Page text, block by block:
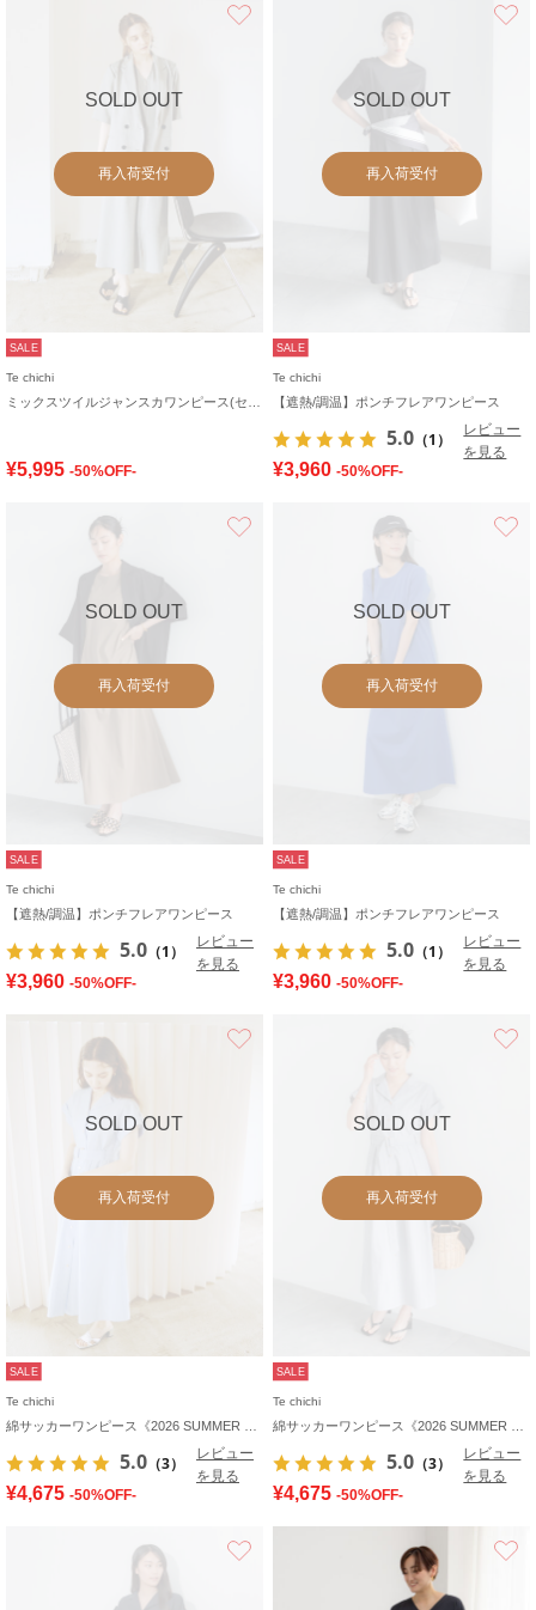
SOLD OUT
再入荷受付
SALE
Te chichi
¥5,995 -50%OFF-
SOLD OUT
再入荷受付
SALE
Te chichi
【遮熱/調温】ポンチフレアワンピース
5.0 （1）
レビュー
を見る
¥3,960 -50%OFF-
SOLD OUT
再入荷受付
SALE
Te chichi
【遮熱/調温】ポンチフレアワンピース
5.0 （1）
レビュー
を見る
¥3,960 -50%OFF-
SOLD OUT
再入荷受付
SALE
Te chichi
【遮熱/調温】ポンチフレアワンピース
5.0 （1）
レビュー
を見る
¥3,960 -50%OFF-
SOLD OUT
再入荷受付
SALE
Te chichi
5.0 （3）
レビュー
を見る
¥4,675 -50%OFF-
SOLD OUT
再入荷受付
SALE
Te chichi
5.0 （3）
レビュー
を見る
¥4,675 -50%OFF-